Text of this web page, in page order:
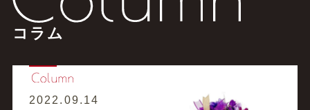
コラム
2022.09.14